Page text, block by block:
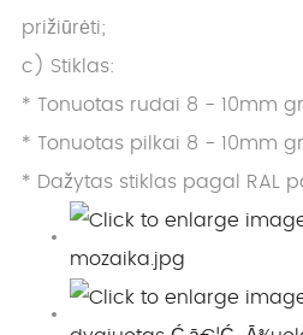
prižiūrėti;
c) Stiklas:
* Tonuotas rudai 8 - 10mm
* Tonuotas pilkai 8 - 10mm
* Dažytas stiklas pagal RAL